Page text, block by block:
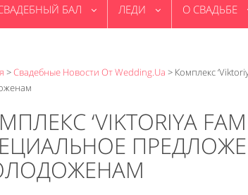
БАЛ ЛЕДИ О СВАДЬБЕ
>Свадебные Новости От Wedding.ua > Комплекс
‘VIKTORIYA